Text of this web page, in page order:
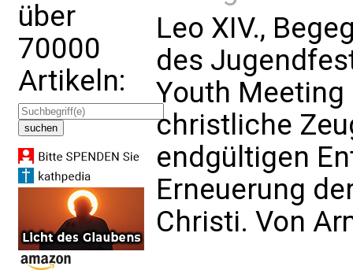
über
70000
Artikeln:
Leo XIV.,
des
Youth Meeting
christliche
endgültigen
Erneuerung
Christi. Von